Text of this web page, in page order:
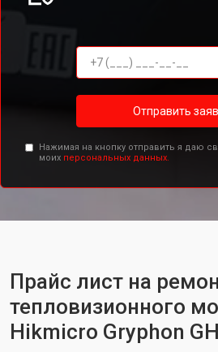
Отправить
Нажимая на кнопку отправить я даю
моих персональных данных.
Прайс лист на
тепловизионного
Hikmicro Gryphon